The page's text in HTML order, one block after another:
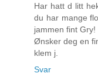
Har hatt d litt
du har mange
jammen fint Gry!
Ønsker deg en
klem j.
Svar